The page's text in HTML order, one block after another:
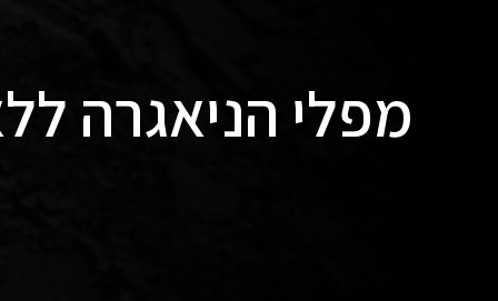
מפלי הניאגרה